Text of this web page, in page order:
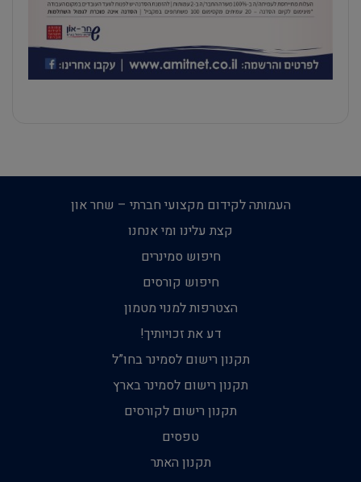
העמותה לקידום מקצועי חברתי – שחר און
קצת עלינו ומי אנחנו
חיפוש סמינרים
חיפוש קורסים
הצטרפות למנוי מטמון
דע את זכויותיך!
תקנון רישום לסמינר בחו”ל
תקנון רישום לסמינר בארץ
תקנון רישום לקורסים
טפסים
תקנון האתר